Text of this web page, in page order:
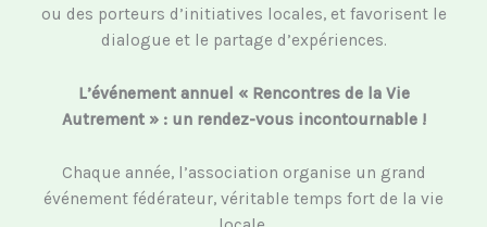
ou des porteurs d’initiatives locales, et favorisent le
dialogue et le partage d’expériences.
L’événement annuel « Rencontres de la Vie
Autrement » : un rendez-vous incontournable !
Chaque année, l’association organise un grand
événement fédérateur, véritable temps fort de la vie